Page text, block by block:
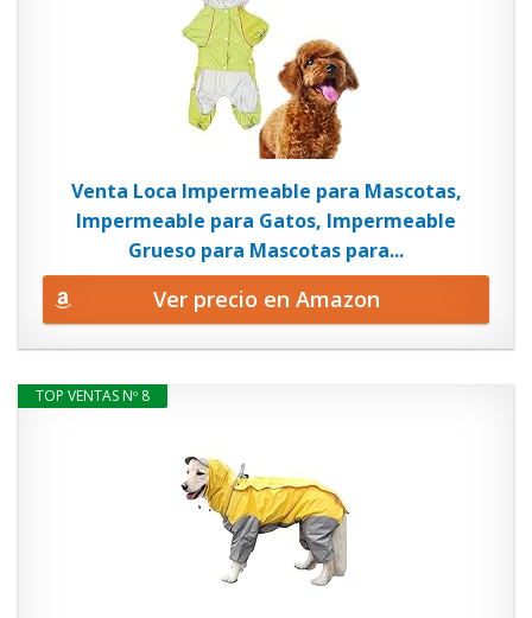
Venta Loca Impermeable para Mascotas,
Impermeable para Gatos, Impermeable
Grueso para Mascotas para...
Ver precio en Amazon
TOP VENTAS Nº 8